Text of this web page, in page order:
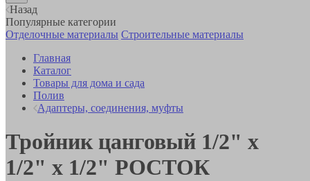
Назад
Популярные категории
Отделочные материалы Строительные материалы
Главная
Каталог
Товары для дома и сада
Полив
Адаптеры, соединения, муфты
Тройник цанговый 1/2" x
1/2" x 1/2" РОСТОК